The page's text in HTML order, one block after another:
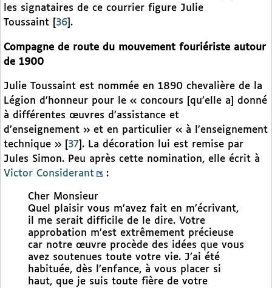
les signataires de ce courrier figure Julie
Toussaint
36 .
Compagne de route du mouvement fouriériste autour
de 1900
Julie Toussaint est nommée en 1890 chevalière de la
Légion d’honneur pour le « concours [qu’elle a] donné
à différentes œuvres d’assistance et
d’enseignement » et en particulier « à l’enseignement
technique »
37 . La décoration lui est remise par
Jules Simon. Peu après cette nomination, elle écrit à
Victor Considerant
:
Cher Monsieur
Quel plaisir vous m’avez fait en m’écrivant,
il me serait difficile de le dire. Votre
approbation m’est extrêmement précieuse
car notre œuvre procède des idées que vous
avez soutenues toute votre vie. J’ai été
habituée, dès l’enfance, à vous placer si
haut, que je suis toute fière de votre